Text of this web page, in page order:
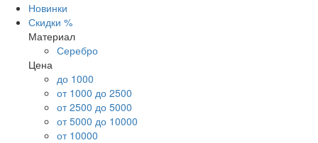
Новинки
Скидки %
Материал
Серебро
Цена
до 1000
от 1000 до 2500
от 2500 до 5000
от 5000 до 10000
от 10000